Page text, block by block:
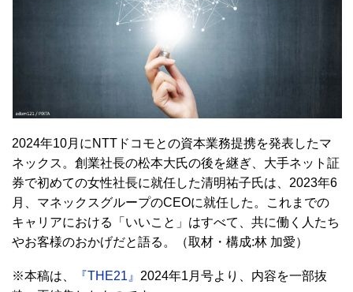
2024年10月にNTTドコモとの資本業務提携を発表したマ
ネックス。創業社長の松本大氏の後を継ぎ、大手ネット証
券で初めての女性社長に就任した清明祐子氏は、2023年6
月、マネックスグループのCEOに就任した。これまでの
キャリアにおける「いいこと」はすべて、共に働く人たち
やお客様のおかげだと語る。（取材・構成:林 加愛）
※本稿は、 『THE21』 2024年1月号より、内容を一部抜